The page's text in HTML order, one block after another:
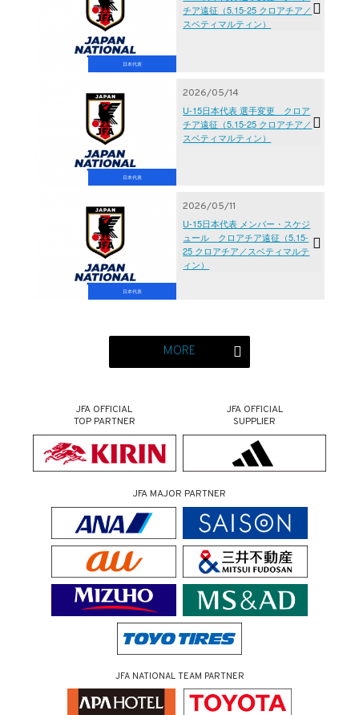
日本代表
チア遠征（5.15-25 クロアチア／
スベティマルティン）
日本代表
2026/05/14
U-15日本代表 選手変更 クロア
チア遠征（5.15-25 クロアチア／
スベティマルティン）
日本代表
2026/05/11
U-15日本代表 メンバー・スケジ
ュール クロアチア遠征（5.15-
25 クロアチア／スベティマルテ
ィン）
MORE
JFA OFFICIAL
TOP PARTNER
JFA OFFICIAL
SUPPLIER
JFA MAJOR PARTNER
JFA NATIONAL TEAM PARTNER